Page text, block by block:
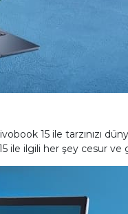
15 ile tarzınızı
ilgili her şey cesur ve